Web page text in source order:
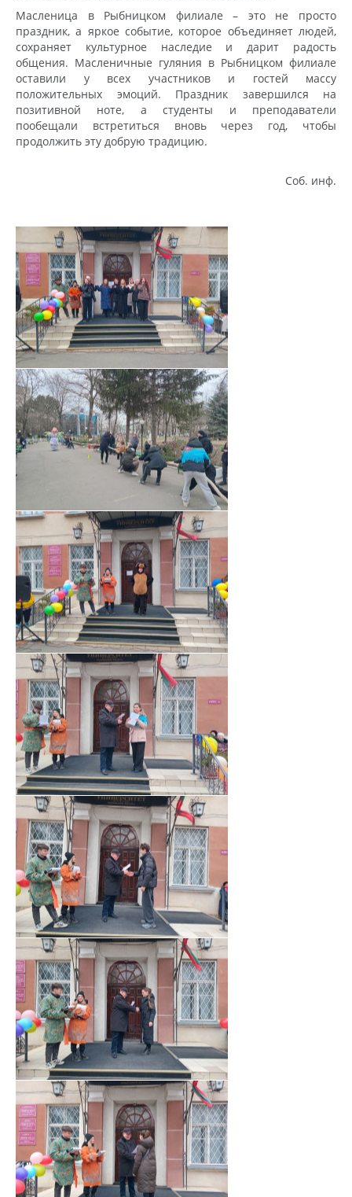
Масленица в Рыбницком филиале – это не просто
праздник, а яркое событие, которое объединяет людей,
сохраняет культурное наследие и дарит радость
общения. Масленичные гуляния в Рыбницком филиале
оставили у всех участников и гостей массу
положительных эмоций. Праздник завершился на
позитивной ноте, а студенты и преподаватели
пообещали встретиться вновь через год, чтобы
продолжить эту добрую традицию.
Соб. инф.